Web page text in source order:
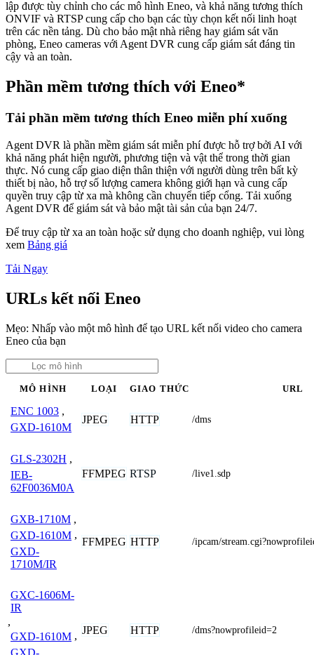
lập được tùy chỉnh cho các mô hình Eneo, và khả năng tương thích
ONVIF và RTSP cung cấp cho bạn các tùy chọn kết nối linh hoạt
trên các nền tảng. Dù cho bảo mật nhà riêng hay giám sát văn
phòng, Eneo cameras với Agent DVR cung cấp giám sát đáng tin
cậy và an toàn.
Phần mềm tương thích với Eneo*
Tải phần mềm tương thích Eneo miễn phí xuống
Agent DVR là phần mềm giám sát miễn phí được hỗ trợ bởi AI với
khả năng phát hiện người, phương tiện và vật thể trong thời gian
thực. Nó cung cấp giao diện thân thiện với người dùng trên bất kỳ
thiết bị nào, hỗ trợ số lượng camera không giới hạn và cung cấp
quyền truy cập từ xa mà không cần chuyển tiếp cổng. Tải xuống
Agent DVR để giám sát và bảo mật tài sản của bạn 24/7.
Để truy cập từ xa an toàn hoặc sử dụng cho doanh nghiệp, vui lòng
xem Bảng giá
Tải Ngay
URLs kết nối Eneo
Mẹo: Nhấp vào một mô hình để tạo URL kết nối video cho camera
Eneo của bạn
MÔ HÌNH LOẠI GIAO THỨC URL
ENC 1003 ,
GXD-1610M
JPEG HTTP /dms
GLS-2302H ,
IEB-
62F0036M0A
FFMPEG RTSP /live1.sdp
GXB-1710M ,
GXD-1610M ,
GXD-
1710M/IR
FFMPEG HTTP /ipcam/
GXC-1606M-
IR
,
GXD-1610M ,
GXD-
JPEG HTTP /dms?nowprofileid=2